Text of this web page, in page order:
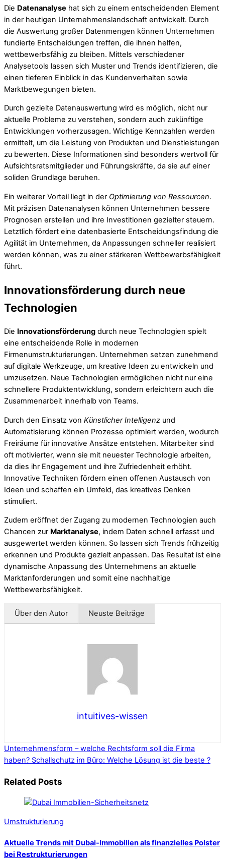
Die Datenanalyse hat sich zu einem entscheidenden Element
in der heutigen Unternehmenslandschaft entwickelt. Durch
die Auswertung großer Datenmengen können Unternehmen
fundierte Entscheidungen treffen, die ihnen helfen,
wettbewerbsfähig zu bleiben. Mittels verschiedener
Analysetools lassen sich Muster und Trends identifizieren, die
einen tieferen Einblick in das Kundenverhalten sowie
Marktbewegungen bieten.
Durch gezielte Datenauswertung wird es möglich, nicht nur
aktuelle Probleme zu verstehen, sondern auch zukünftige
Entwicklungen vorherzusagen. Wichtige Kennzahlen werden
ermittelt, um die Leistung von Produkten und Dienstleistungen
zu bewerten. Diese Informationen sind besonders wertvoll für
Aufsichtsratsmitglieder und Führungskräfte, da sie auf einer
soliden Grundlage beruhen.
Ein weiterer Vorteil liegt in der Optimierung von Ressourcen.
Mit präzisen Datenanalysen können Unternehmen bessere
Prognosen erstellen und ihre Investitionen gezielter steuern.
Letztlich fördert eine datenbasierte Entscheidungsfindung die
Agilität im Unternehmen, da Anpassungen schneller realisiert
werden können, was zu einer stärkeren Wettbewerbsfähigkeit
führt.
Innovationsförderung durch neue
Technologien
Die Innovationsförderung durch neue Technologien spielt
eine entscheidende Rolle in modernen
Firmenumstrukturierungen. Unternehmen setzen zunehmend
auf digitale Werkzeuge, um kreative Ideen zu entwickeln und
umzusetzen. Neue Technologien ermöglichen nicht nur eine
schnellere Produktentwicklung, sondern erleichtern auch die
Zusammenarbeit innerhalb von Teams.
Durch den Einsatz von Künstlicher Intelligenz und
Automatisierung können Prozesse optimiert werden, wodurch
Freiräume für innovative Ansätze entstehen. Mitarbeiter sind
oft motivierter, wenn sie mit neuester Technologie arbeiten,
da dies ihr Engagement und ihre Zufriedenheit erhöht.
Innovative Techniken fördern einen offenen Austausch von
Ideen und schaffen ein Umfeld, das kreatives Denken
stimuliert.
Zudem eröffnet der Zugang zu modernen Technologien auch
Chancen zur Marktanalyse, indem Daten schnell erfasst und
ausgewertet werden können. So lassen sich Trends frühzeitig
erkennen und Produkte gezielt anpassen. Das Resultat ist eine
dynamische Anpassung des Unternehmens an aktuelle
Marktanforderungen und somit eine nachhaltige
Wettbewerbsfähigkeit.
Über den Autor Neuste Beiträge
intuitives-wissen
Unternehmensform – welche Rechtsform soll die Firma
haben? Schallschutz im Büro: Welche Lösung ist die beste ?
Related Posts
Umstrukturierung
Aktuelle Trends mit Dubai-Immobilien als finanzielles Polster
bei Restrukturierungen